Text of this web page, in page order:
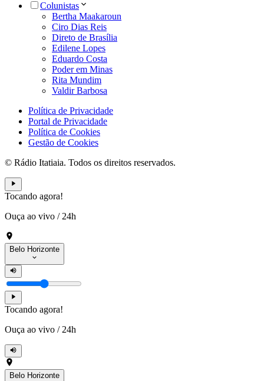
Colunistas
Bertha Maakaroun
Ciro Dias Reis
Direto de Brasília
Edilene Lopes
Eduardo Costa
Poder em Minas
Rita Mundim
Valdir Barbosa
Política de Privacidade
Portal de Privacidade
Política de Cookies
Gestão de Cookies
© Rádio Itatiaia. Todos os direitos reservados.
Tocando agora!
Ouça ao vivo / 24h
Belo Horizonte
Tocando agora!
Ouça ao vivo / 24h
Belo Horizonte